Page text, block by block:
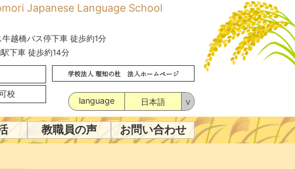
Japanese Language School
越橋バス停下車 徒歩約1分
下車 徒歩約14分
校
学校法人 理知の杜 法人ホームページ
language 日本語 ∨
教職員の声 お問い合わせ